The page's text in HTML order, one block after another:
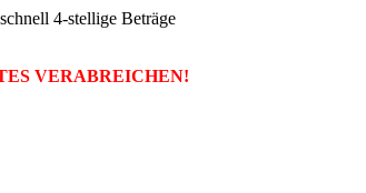
4-stellige Beträge
VERABREICHEN!